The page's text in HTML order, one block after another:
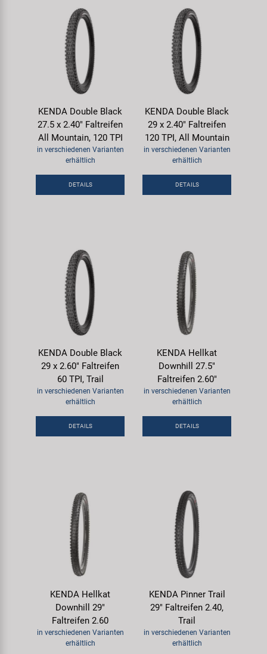
KENDA Double Black
27.5 x 2.40" Faltreifen
All Mountain, 120 TPI
in verschiedenen Varianten
erhältlich
DETAILS
KENDA Double Black
29 x 2.40" Faltreifen
120 TPI, All Mountain
in verschiedenen Varianten
erhältlich
DETAILS
KENDA Double Black
29 x 2.60" Faltreifen
60 TPI, Trail
in verschiedenen Varianten
erhältlich
DETAILS
KENDA Hellkat
Downhill 27.5"
Faltreifen 2.60"
in verschiedenen Varianten
erhältlich
DETAILS
KENDA Hellkat
Downhill 29"
Faltreifen 2.60
in verschiedenen Varianten
erhältlich
KENDA Pinner Trail
29" Faltreifen 2.40,
Trail
in verschiedenen Varianten
erhältlich